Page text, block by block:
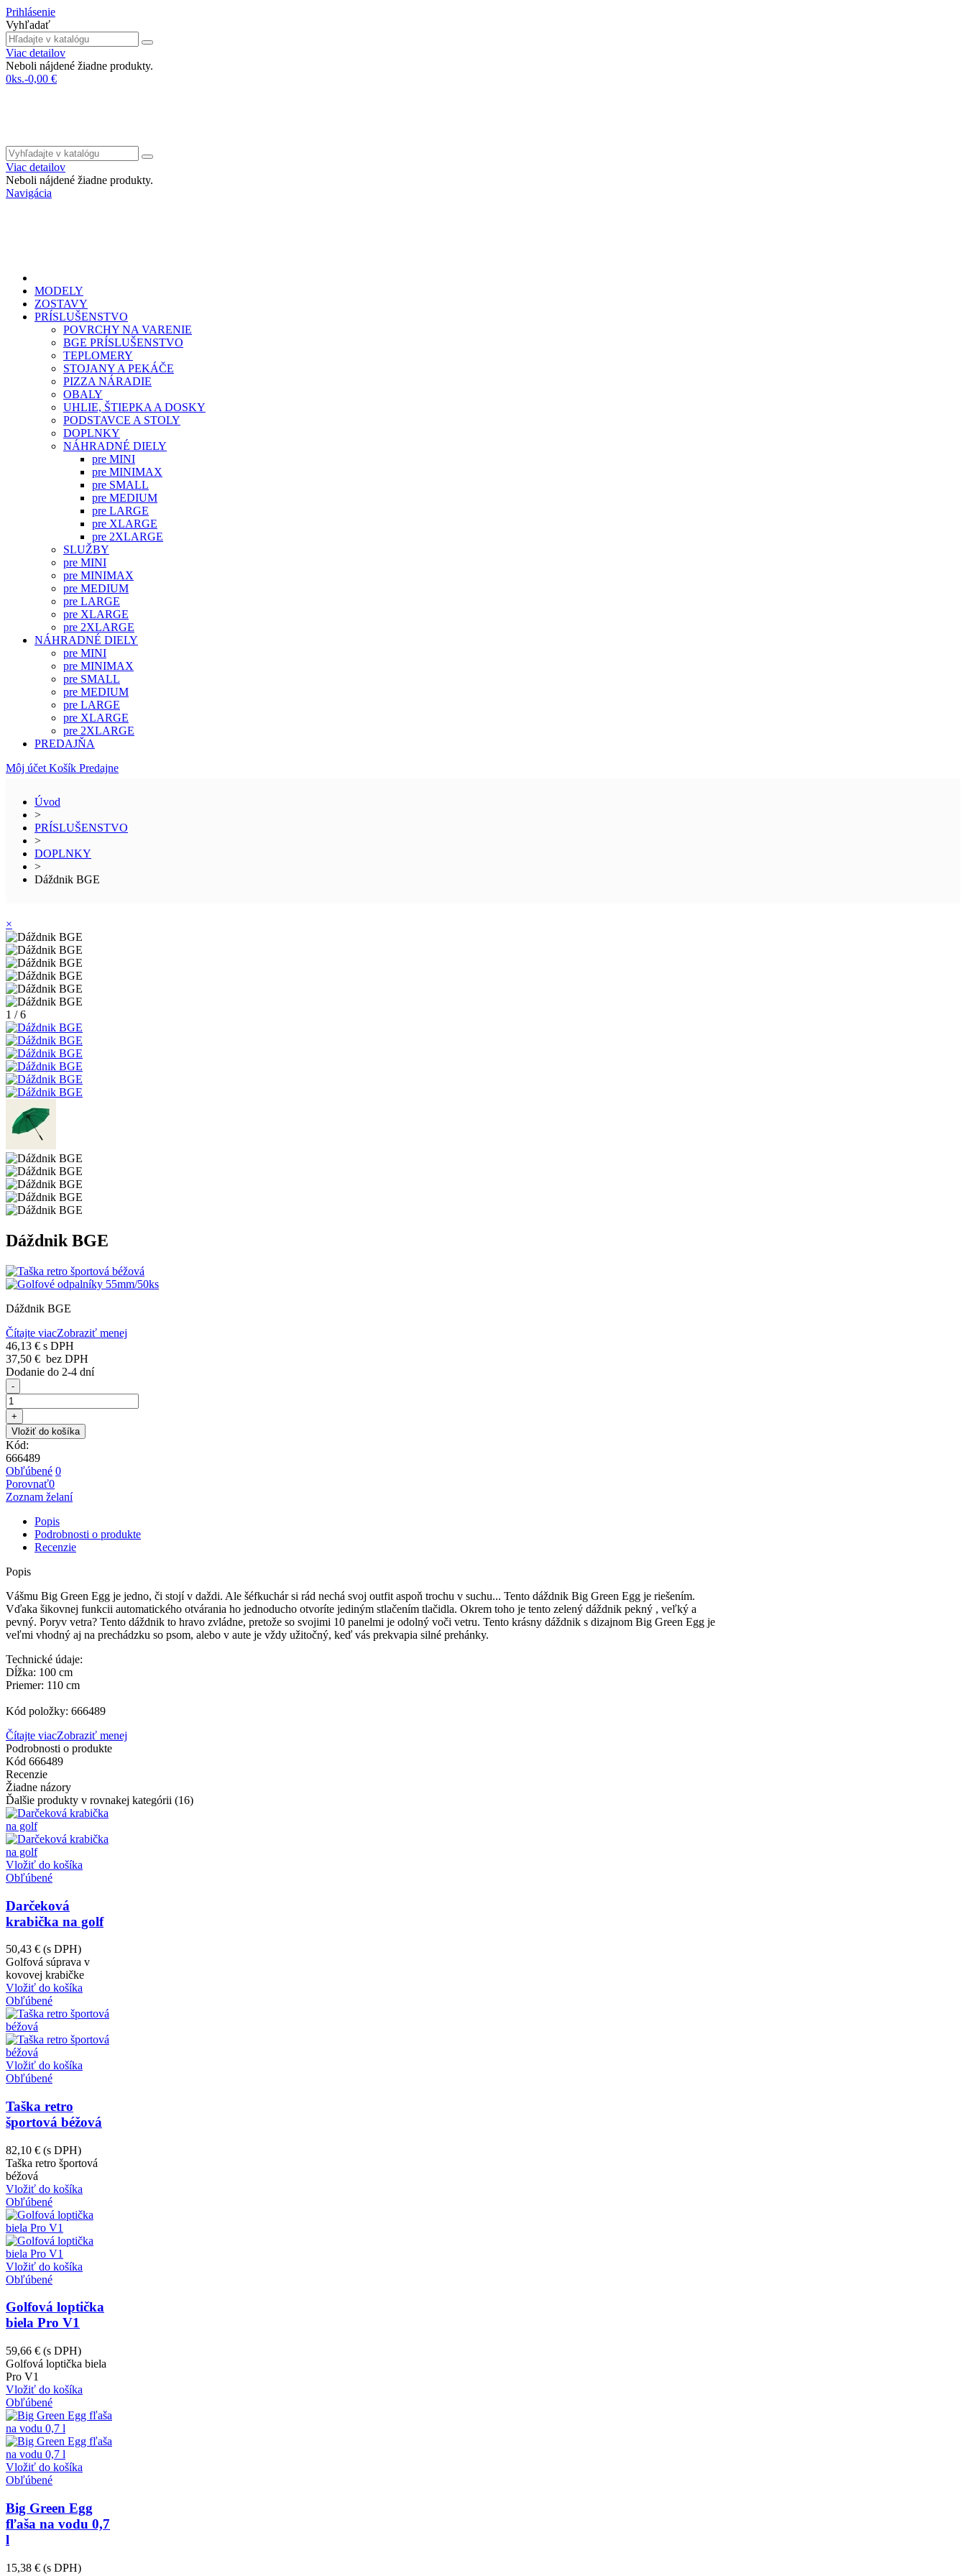
Prihlásenie
Vyhľadať
Viac detailov
Neboli nájdené žiadne produkty.
0ks.-0,00 €
Viac detailov
Neboli nájdené žiadne produkty.
Navigácia
MODELY
ZOSTAVY
PRÍSLUŠENSTVO
POVRCHY NA VARENIE
BGE PRÍSLUŠENSTVO
TEPLOMERY
STOJANY A PEKÁČE
PIZZA NÁRADIE
OBALY
UHLIE, ŠTIEPKA A DOSKY
PODSTAVCE A STOLY
DOPLNKY
NÁHRADNÉ DIELY
pre MINI
pre MINIMAX
pre SMALL
pre MEDIUM
pre LARGE
pre XLARGE
pre 2XLARGE
SLUŽBY
pre MINI
pre MINIMAX
pre MEDIUM
pre LARGE
pre XLARGE
pre 2XLARGE
NÁHRADNÉ DIELY
pre MINI
pre MINIMAX
pre SMALL
pre MEDIUM
pre LARGE
pre XLARGE
pre 2XLARGE
PREDAJŇA
Môj účet Košík Predajne
Úvod
>
PRÍSLUŠENSTVO
>
DOPLNKY
>
Dáždnik BGE
×
1 / 6
Dáždnik BGE
Dáždnik BGE
Čítajte viacZobraziť menej
46,13 € s DPH
37,50 € bez DPH
Dodanie do 2-4 dní
-
+
Vložiť do košíka
Kód:
666489
Obľúbené 0
Porovnať0
Zoznam želaní
Popis
Podrobnosti o produkte
Recenzie
Popis
Vášmu Big Green Egg je jedno, či stojí v daždi. Ale šéfkuchár si rád nechá svoj outfit aspoň trochu v suchu... Tento dáždnik Big Green Egg je riešením.
Vďaka šikovnej funkcii automatického otvárania ho jednoducho otvoríte jediným stlačením tlačidla. Okrem toho je tento zelený dáždnik pekný , veľký a
pevný. Poryv vetra? Tento dáždnik to hravo zvládne, pretože so svojimi 10 panelmi je odolný voči vetru. Tento krásny dáždnik s dizajnom Big Green Egg je
veľmi vhodný aj na prechádzku so psom, alebo v aute je vždy užitočný, keď vás prekvapia silné prehánky.
Technické údaje:
Dĺžka: 100 cm
Priemer: 110 cm
Kód položky: 666489
Čítajte viacZobraziť menej
Podrobnosti o produkte
Kód 666489
Recenzie
Žiadne názory
Ďalšie produkty v rovnakej kategórii (16)
Vložiť do košíka
Obľúbené
Darčeková
krabička na golf
50,43 € (s DPH)
Golfová súprava v
kovovej krabičke
Vložiť do košíka
Obľúbené
Vložiť do košíka
Obľúbené
Taška retro
športová béžová
82,10 € (s DPH)
Taška retro športová
béžová
Vložiť do košíka
Obľúbené
Vložiť do košíka
Obľúbené
Golfová loptička
biela Pro V1
59,66 € (s DPH)
Golfová loptička biela
Pro V1
Vložiť do košíka
Obľúbené
Vložiť do košíka
Obľúbené
Big Green Egg
fľaša na vodu 0,7
l
15,38 € (s DPH)